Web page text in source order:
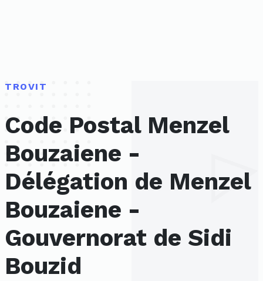
TROVIT
Code Postal Menzel
Bouzaiene -
Délégation de Menzel
Bouzaiene -
Gouvernorat de Sidi
Bouzid